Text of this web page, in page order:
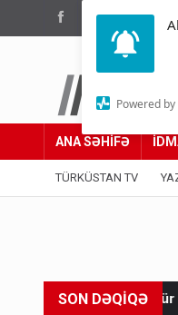
Powered by
Adımız
ANA SƏHİFƏ
TÜRKÜSTAN TV
SON DƏQİQƏ
məktubu yazdı